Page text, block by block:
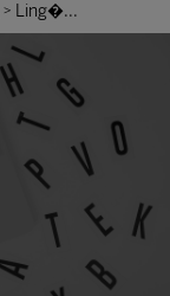
> Ling�...